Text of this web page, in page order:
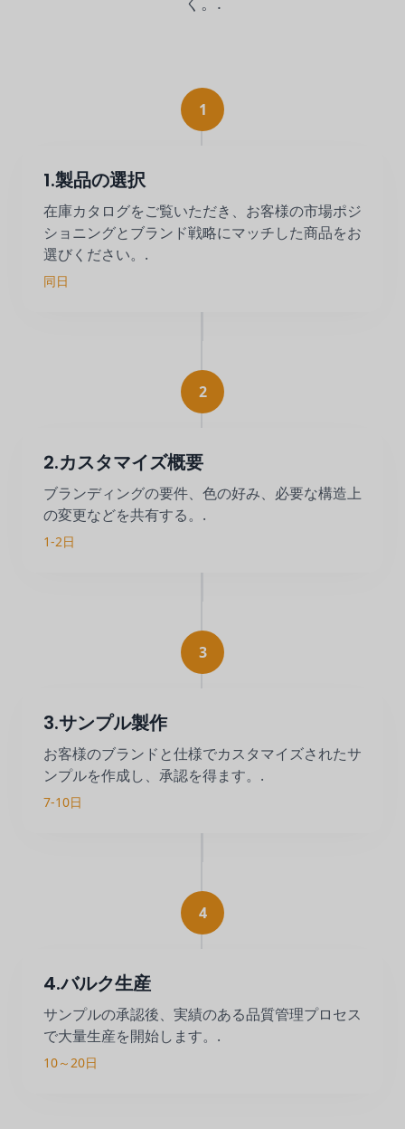
1
1.製品の選択
在庫カタログをご覧いただき、お客様の市場ポジ
ショニングとブランド戦略にマッチした商品をお
選びください。.
同日
2
2.カスタマイズ概要
ブランディングの要件、色の好み、必要な構造上
の変更などを共有する。.
1-2日
3
3.サンプル製作
お客様のブランドと仕様でカスタマイズされたサ
ンプルを作成し、承認を得ます。.
7-10日
4
4.バルク生産
サンプルの承認後、実績のある品質管理プロセス
で大量生産を開始します。.
10～20日